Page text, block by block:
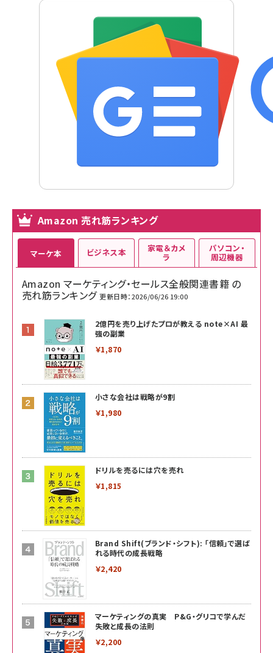
Amazon 売れ筋ランキング
マーケ本
Amazon マーケティング・セールス全般関連書籍 の
売れ筋ランキング 更新日時：2026/06/26 19:00
2億円を売り上げたプロが教える note×AI 最
強の副業
￥1,870
小さな会社は戦略が9割
￥1,980
ドリルを売るには穴を売れ
￥1,815
Brand Shift(ブランド・シフト): 「信頼」で選ば
れる時代の成長戦略
￥2,420
マーケティングの真実 P&G・グリコで学んだ
失敗と成長の法則
￥2,200
ビジネス本 家電＆カメ
ラ
パソコン・
周辺機器